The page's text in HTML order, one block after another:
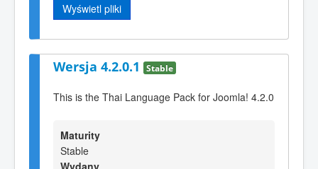
Wyświetl pliki
Wersja 4.2.0.1 Stable
This is the Thai Language Pack for Joomla! 4.2.0
Maturity
Stable